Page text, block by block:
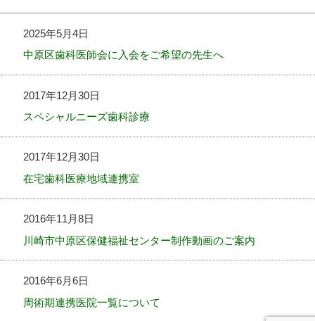
2025年5月4日
中原区歯科医師会に入会をご希望の先生へ
2017年12月30日
スペシャルニーズ歯科診療
2017年12月30日
在宅歯科医療地域連携室
2016年11月8日
川崎市中原区保健福祉センター制作動画のご案内
2016年6月6日
周術期連携医院一覧について